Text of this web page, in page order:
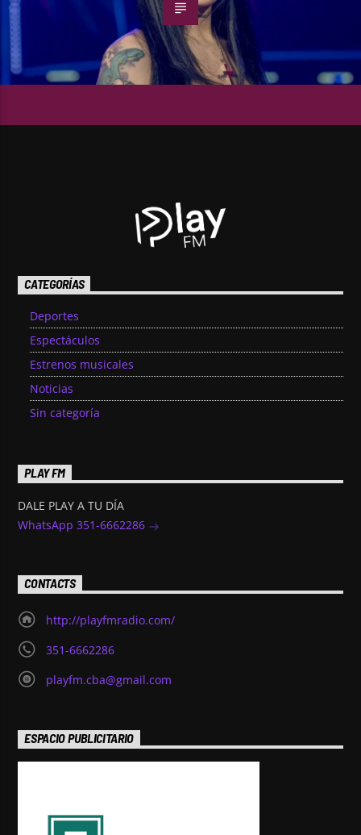
CATEGORÍAS
Deportes
Espectáculos
Estrenos musicales
Noticias
Sin categoría
PLAY FM
DALE PLAY A TU DÍA
WhatsApp 351-6662286
CONTACTS
http://playfmradio.com/
351-6662286
playfm.cba@gmail.com
ESPACIO PUBLICITARIO